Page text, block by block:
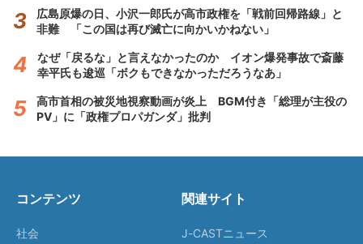
広島原爆の日、小沢一郎氏が高市政権を「戦前回帰路線」と
非難 「この国は再び滅亡に向かいかねない」
なぜ「戻るな」と言えなかったのか イオン爆発事故で斎藤
幸平氏も逡巡「ボクもできなかっただろうなあ」
高市首相の被災地視察動画が炎上 BGM付き「総理が主役の
PV」に「政権プロパガンダ」批判
コンテンツ
社会
関連サイト
J-CASTニュース